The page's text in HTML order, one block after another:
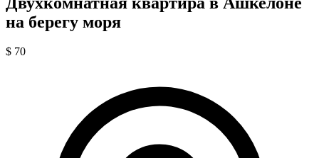
на берегу моря
$ 70